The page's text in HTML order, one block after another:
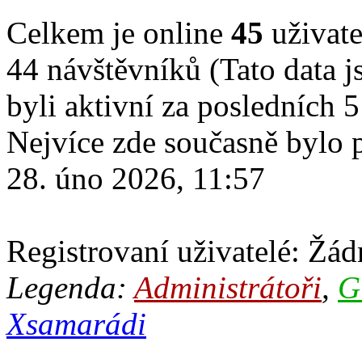
Celkem je online 45
44 návštěvníků (Tato data
byli aktivní za posledních
Nejvíce zde současně
28. úno 2026, 11:57
Registrovaní uživatelé:
Legenda:Administrátoři,
Xsamarádi